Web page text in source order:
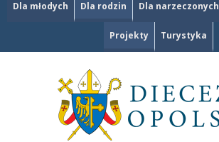
Dla młodych Dla rodzin Dla narzeczonych
Projekty Turystyka